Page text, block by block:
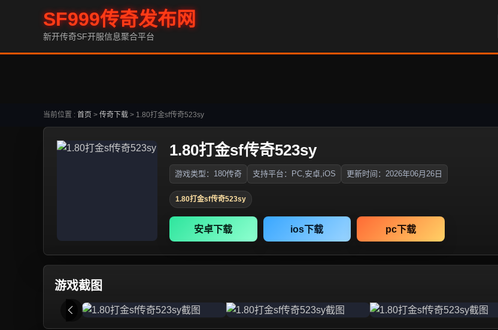
SF999传奇发布网
新开传奇SF开服信息聚合平台
当前位置 : 首页 > 传奇下载 > 1.80打金sf传奇523sy
1.80打金sf传奇523sy
游戏类型：180传奇 支持平台：PC,安卓,iOS 更新时间：2026年06月26日
1.80打金sf传奇523sy
安卓下载 ios下载 pc下载
游戏截图